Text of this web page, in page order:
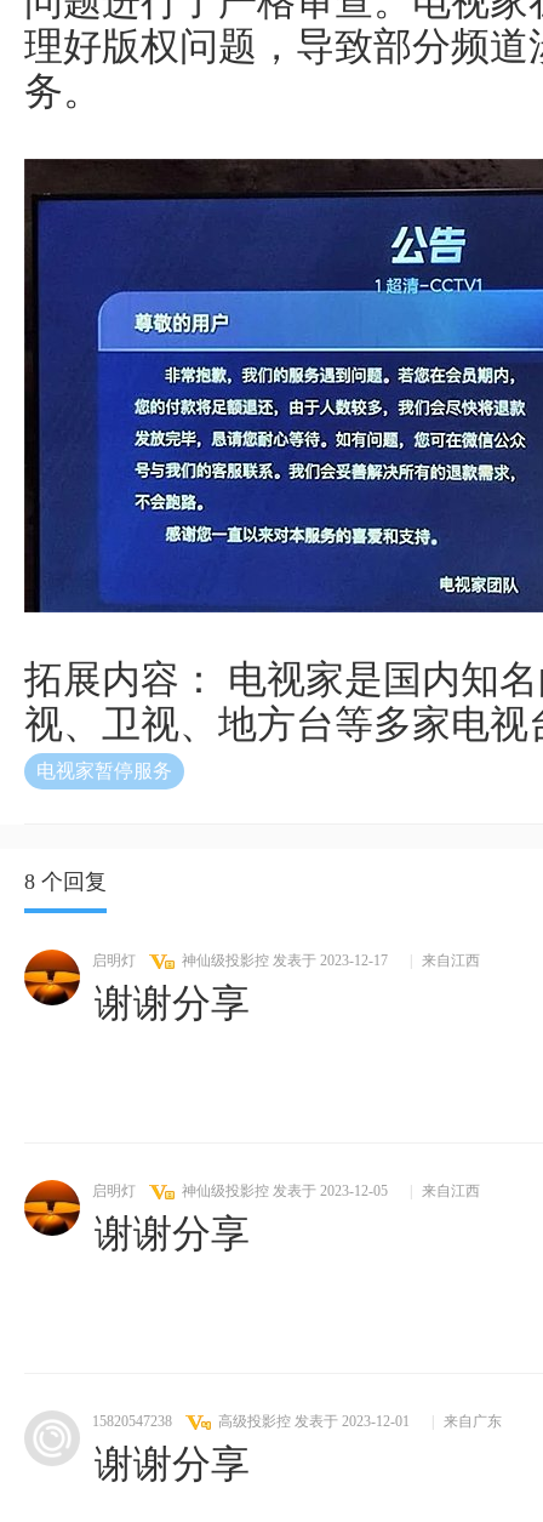
理好版权问题，导致部分频
务。
拓展内容： 电视家是国内知
视、卫视、地方台等多家电视
电视家暂停服务
8 个回复
启明灯 神仙级投影控 发表于 2023-12-17 来自江西
谢谢分享
启明灯 神仙级投影控 发表于 2023-12-05 来自江西
谢谢分享
15820547238 高级投影控 发表于 2023-12-01 来自广东
谢谢分享